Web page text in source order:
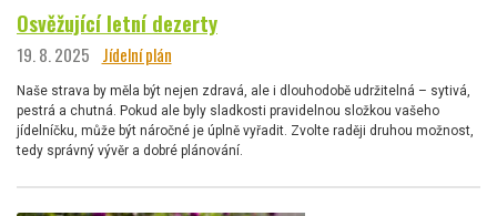
Osvěžující letní dezerty
19. 8. 2025 Jídelní plán
Naše strava by měla být nejen zdravá, ale i dlouhodobě udržitelná – sytivá,
pestrá a chutná. Pokud ale byly sladkosti pravidelnou složkou vašeho
jídelníčku, může být náročné je úplně vyřadit. Zvolte raději druhou možnost,
tedy správný vývěr a dobré plánování.